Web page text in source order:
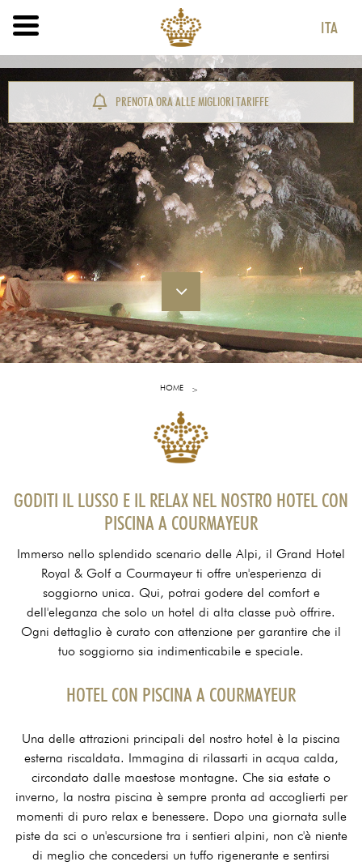
ITA
ENG
PRENOTA ORA ALLE MIGLIORI TARIFFE
HOME
GODITI IL LUSSO E IL RELAX NEL NOSTRO HOTEL CON
PISCINA A COURMAYEUR
Immerso nello splendido scenario delle Alpi, il Grand Hotel
Royal & Golf a Courmayeur ti offre un'esperienza di
soggiorno unica. Qui, potrai godere del comfort e
dell'eleganza che solo un hotel di alta classe può offrire.
Ogni dettaglio è curato con attenzione per garantire che il
tuo soggiorno sia indimenticabile e speciale.
HOTEL CON PISCINA A COURMAYEUR
Una delle attrazioni principali del nostro hotel è la piscina
esterna riscaldata. Immagina di rilassarti in acqua calda,
circondato dalle maestose montagne. Che sia estate o
inverno, la nostra piscina è sempre pronta ad accoglierti per
momenti di puro relax e benessere. Dopo una giornata sulle
piste da sci o un'escursione tra i sentieri alpini, non c'è niente
di meglio che concedersi un tuffo rigenerante e sentirsi